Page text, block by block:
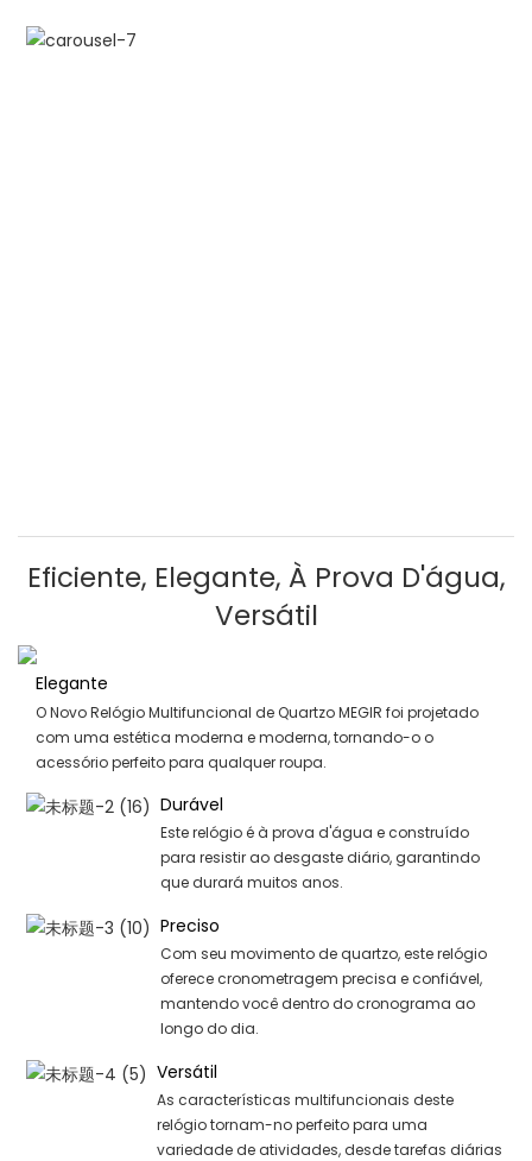
Eficiente, Elegante, À Prova D'água,
Versátil
Elegante
O Novo Relógio Multifuncional de Quartzo MEGIR foi projetado
com uma estética moderna e moderna, tornando-o o
acessório perfeito para qualquer roupa.
Durável
Este relógio é à prova d'água e construído
para resistir ao desgaste diário, garantindo
que durará muitos anos.
Preciso
Com seu movimento de quartzo, este relógio
oferece cronometragem precisa e confiável,
mantendo você dentro do cronograma ao
longo do dia.
Versátil
As características multifuncionais deste
relógio tornam-no perfeito para uma
variedade de atividades, desde tarefas diárias